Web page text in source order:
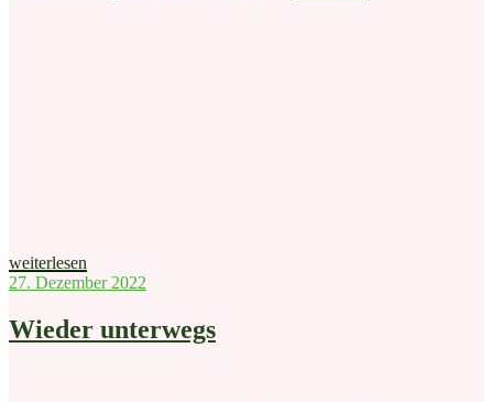
„Postbus
Ausbau“
weiterlesen
Veröffentlicht
27. Dezember 2022
Wieder unterwegs